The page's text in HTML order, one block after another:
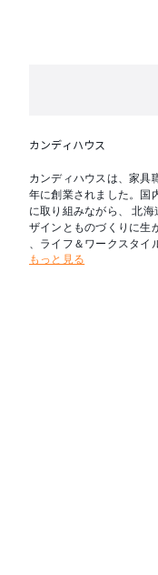
カンディハウス
カンディハウスは、家具
年に創業されました。国
に取り組みながら、 北
ザインとものづくりに生
、ライフ＆ワークスタイ
もっと見る